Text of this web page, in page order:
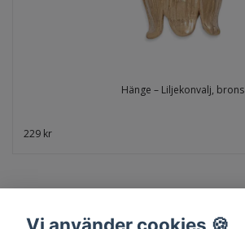
Hänge – Liljekonvalj, brons
229 kr